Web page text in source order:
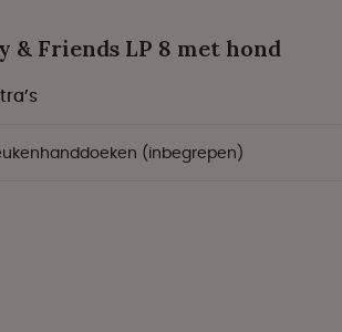
Friends LP 8 met hond
(inbegrepen)